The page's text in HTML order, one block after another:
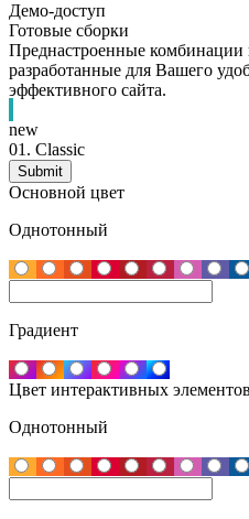
Демо-доступ
Готовые сборки
Преднастроенные комбинации
разработанные для Вашего
эффективного сайта.
new
01. Classic
Основной цвет
Однотонный
Градиент
Цвет интерактивных элементов
Однотонный